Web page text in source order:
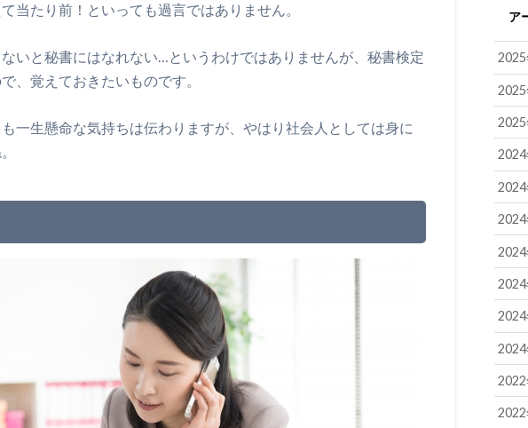
当たり前！といっても過言ではありません。
いと秘書にはなれない…というわけではありませんが、秘書検定
、覚えておきたいものです。
一生懸命な気持ちは伝わりますが、やはり社会人としては身に
ア
2025
2025
2025
2024
2024
2024
2024
2024
2024
2024
2022
2022